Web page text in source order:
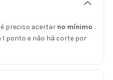
é preciso acertar no mínimo
1 ponto e não há corte por